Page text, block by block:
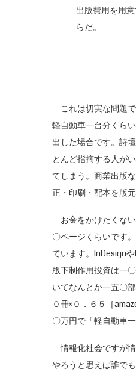
出版費用を用
らだ。
これは切実な問題
軽自動車一台分くら
出した場合です。詩
とんど指摘する人が
てしまう。商業出版
正・印刷・配本を版
お金をかけたくな
〇ページくらいです
ています。InDesign
版下制作用投資は一
いてなんとか一五〇
０冊×０．６５［
〇万円で「軽自動車
情報化社会ですが
やろうと思えば誰で